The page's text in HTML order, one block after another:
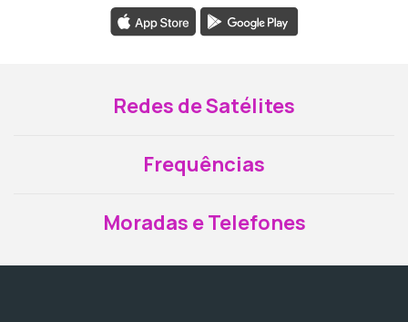
Redes de Satélites
Frequências
Moradas e Telefones